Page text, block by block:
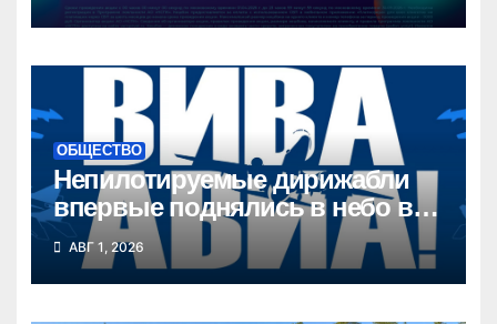
ОБЩЕСТВО
Непилотируемые дирижабли
впервые поднялись в небо в
Новосибирской области
АВГ 1, 2026